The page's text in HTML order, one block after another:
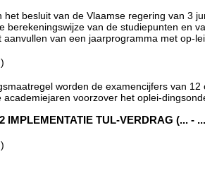
het besluit van de Vlaamse regering van 3
berekeningswijze van de studiepunten en
aanvullen van een jaarprogramma met op-
worden de examencijfers van
academiejaren voorzover het oplei-
IMPLEMENTATIE TUL-VERDRAG (... -